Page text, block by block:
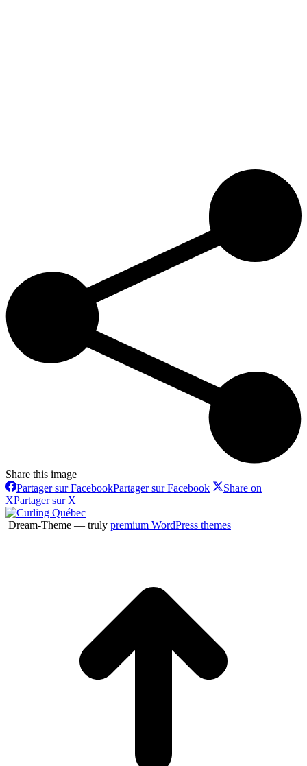
Share this image
Partager sur FacebookPartager sur Facebook
Share on
XPartager sur X
Dream-Theme — truly premium WordPress themes